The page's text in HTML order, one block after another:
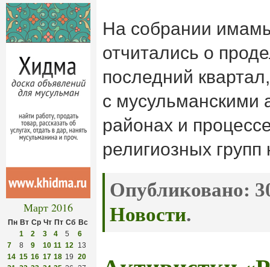
Март 2016
Пн Вт Ср Чт Пт Сб Вс
1
2 3 4 5
6
7
8 9 10 11 12
13
14 15 16 17 18 19 20
На собрании
отчитались о
последний
с мусульманскими
районах и
религиозных групп
Опубликовано:
Новости.